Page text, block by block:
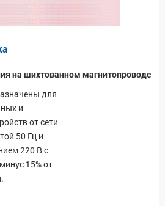
на шихтованном магнитопроводе
для
и
от сети
50 Гц и
220 В с
15% от